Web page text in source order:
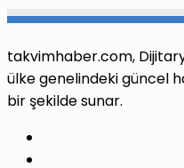
takvimhaber.com,
ülke genelindeki güncel
bir şekilde sunar.